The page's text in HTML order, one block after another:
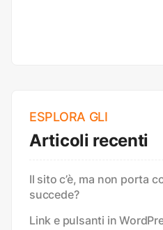
ESPLORA GLI
Articoli recenti
Il sito c’è, ma non porta
succede?
Link e pulsanti in